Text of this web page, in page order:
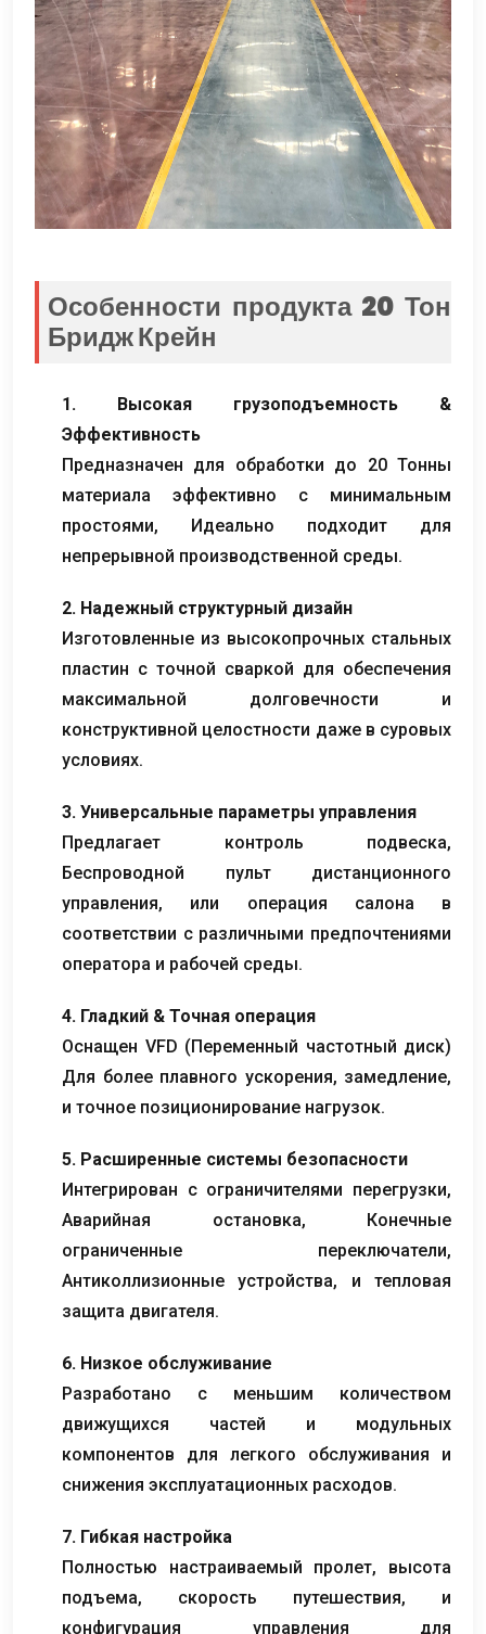
Особенности продукта 20 Тон
Бридж Крейн
1. Высокая грузоподъемность &
Эффективность
Предназначен для обработки до 20 Тонны
материала эффективно с минимальным
простоями, Идеально подходит для
непрерывной производственной среды.
2. Надежный структурный дизайн
Изготовленные из высокопрочных стальных
пластин с точной сваркой для обеспечения
максимальной долговечности и
конструктивной целостности даже в суровых
условиях.
3. Универсальные параметры управления
Предлагает контроль подвеска,
Беспроводной пульт дистанционного
управления, или операция салона в
соответствии с различными предпочтениями
оператора и рабочей среды.
4. Гладкий & Точная операция
Оснащен VFD (Переменный частотный диск)
Для более плавного ускорения, замедление,
и точное позиционирование нагрузок.
5. Расширенные системы безопасности
Интегрирован с ограничителями перегрузки,
Аварийная остановка, Конечные
ограниченные переключатели,
Антиколлизионные устройства, и тепловая
защита двигателя.
6. Низкое обслуживание
Разработано с меньшим количеством
движущихся частей и модульных
компонентов для легкого обслуживания и
снижения эксплуатационных расходов.
7. Гибкая настройка
Полностью настраиваемый пролет, высота
подъема, скорость путешествия, и
конфигурация управления для